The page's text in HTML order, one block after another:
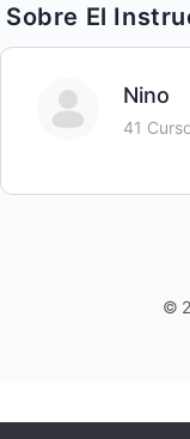
Sobre El
Nino
41
©